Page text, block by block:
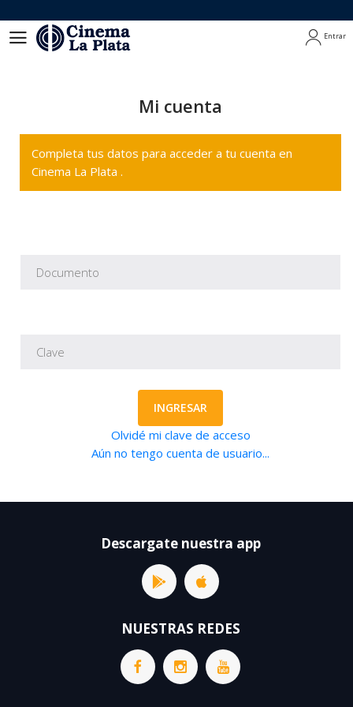
Entrar
Mi cuenta
Completa tus datos para acceder a tu cuenta en
Cinema La Plata .
INGRESAR
Olvidé mi clave de acceso
Aún no tengo cuenta de usuario...
Descargate nuestra app
NUESTRAS REDES